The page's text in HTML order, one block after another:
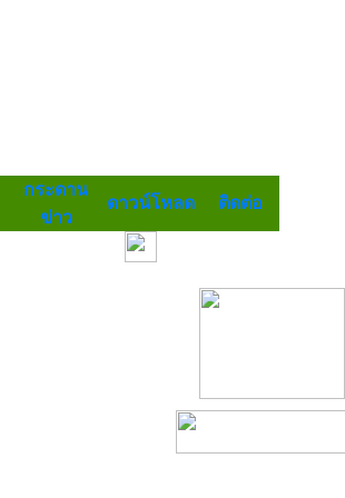
กระดาน
ข่าว
ดาวน์โหลด ติดต่อ